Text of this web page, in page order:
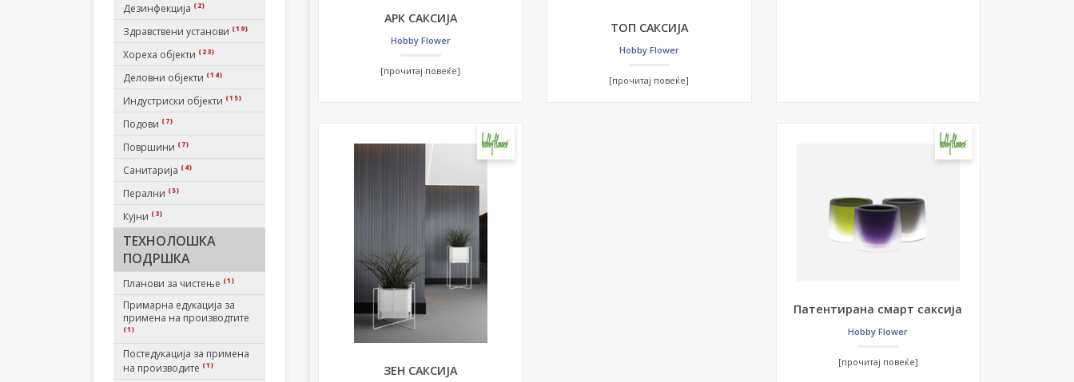
Дезинфекција (2)
Здравствени установи (19)
Хореха објекти (23)
Деловни објекти (14)
Индустриски објекти (15)
Подови (7)
Површини (7)
Санитарија (4)
Перални (5)
Кујни (3)
ТЕХНОЛОШКА
ПОДРШКА
Планови за чистење (1)
Примарна едукација за
примена на производтите
(1)
Постедукација за примена
на производите (1)
АРК САКСИЈА
Hobby Flower
[прочитај повеќе]
ТОП САКСИЈА
Hobby Flower
[прочитај повеќе]
ЗЕН САКСИЈА
Патентирана смарт саксија
Hobby Flower
[прочитај повеќе]